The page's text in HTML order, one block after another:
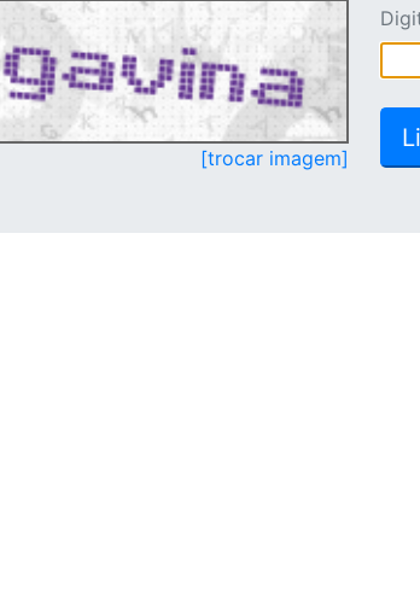
[trocar imagem]